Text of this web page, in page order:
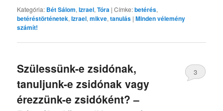
Kategória: Bét Sálom,Izrael,Tóra |Címke:betérés,
betéréstörténetek,Izrael,mikve,tanulás |Minden vélemény
számít!
Szülessünk-e zsidónak,
tanuljunk-e zsidónak vagy
érezzünk-e zsidóként? –
3